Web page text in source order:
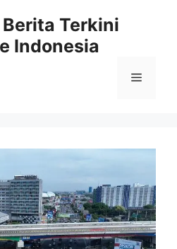
Terkini
Indonesia
Menu